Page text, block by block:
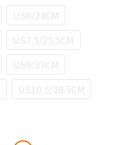
US6/24CM
US7.5/25.5CM
US9/27CM
US10.5/28.5CM